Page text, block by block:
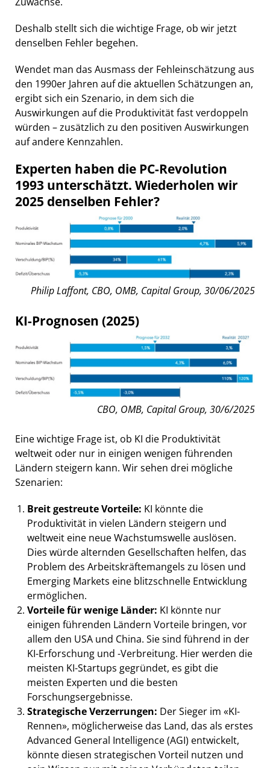
Deshalb stellt sich die wichtige Frage, ob wir jetzt
denselben Fehler begehen.
Wendet man das Ausmass der Fehleinschätzung aus
den 1990er Jahren auf die aktuellen Schätzungen an,
ergibt sich ein Szenario, in dem sich die
Auswirkungen auf die Produktivität fast verdoppeln
würden – zusätzlich zu den positiven Auswirkungen
auf andere Kennzahlen.
Experten haben die PC-Revolution
1993 unterschätzt. Wiederholen wir
2025 denselben Fehler?
Philip Laffont, CBO, OMB, Capital Group, 30/06/2025
KI-Prognosen (2025)
CBO, OMB, Capital Group, 30/6/2025
Eine wichtige Frage ist, ob KI die Produktivität
weltweit oder nur in einigen wenigen führenden
Ländern steigern kann. Wir sehen drei mögliche
Szenarien:
Breit gestreute Vorteile: KI könnte die
Produktivität in vielen Ländern steigern und
weltweit eine neue Wachstumswelle auslösen.
Dies würde alternden Gesellschaften helfen, das
Problem des Arbeitskräftemangels zu lösen und
Emerging Markets eine blitzschnelle Entwicklung
ermöglichen.
Vorteile für wenige Länder: KI könnte nur
einigen führenden Ländern Vorteile bringen, vor
allem den USA und China. Sie sind führend in der
KI-Erforschung und -Verbreitung. Hier werden die
meisten KI-Startups gegründet, es gibt die
meisten Experten und die besten
Forschungsergebnisse.
Strategische Verzerrungen: Der Sieger im «KI-
Rennen», möglicherweise das Land, das als erstes
Advanced General Intelligence (AGI) entwickelt,
könnte diesen strategischen Vorteil nutzen und